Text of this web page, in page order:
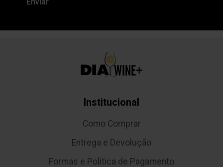
Institucional
Como Comprar
Entrega e Devolução
Formas e Política de Pagamento